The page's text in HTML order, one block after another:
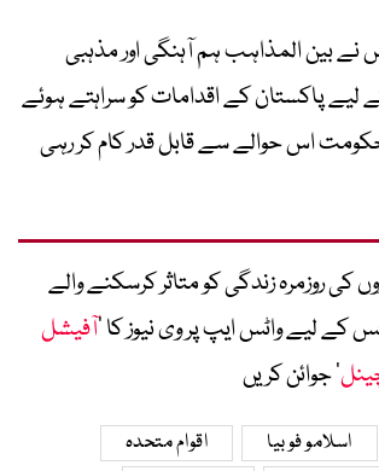
نے بین المذاہب ہم آہنگی اور مذہبی
لیے پاکستان کے اقدامات کو سراہتے ہوئے
اس حوالے سے قابل قدر کام کر رہی
کی روزمرہ زندگی کو متاثر کرسکنے والے
کے لیے واٹس ایپ پر وی نیوز کا ’آفیشل
‘ جوائن کریں
اسلامو فوبیا
اقوام متحدہ